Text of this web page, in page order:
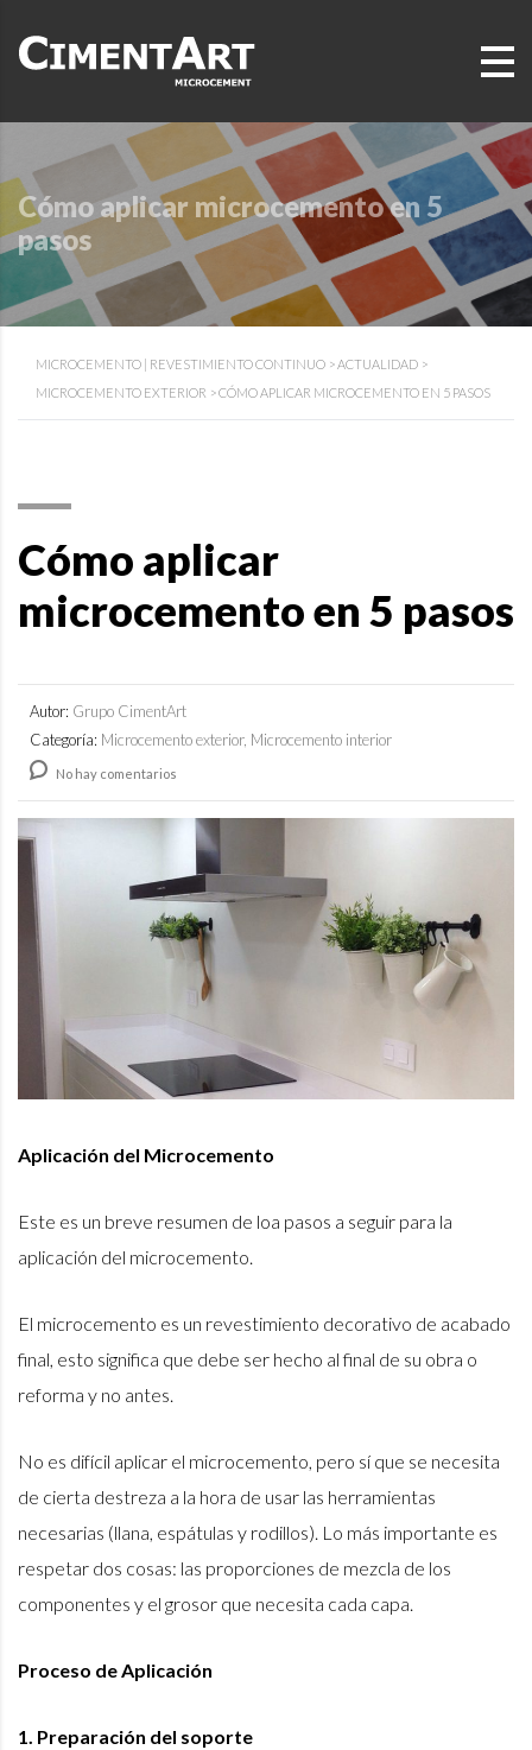
Cómo aplicar microcemento en 5
pasos
MICROCEMENTO | REVESTIMIENTO CONTINUO >ACTUALIDAD >
MICROCEMENTO EXTERIOR >CÓMO APLICAR MICROCEMENTO EN 5 PASOS
Cómo aplicar
microcemento en 5 pasos
Autor: Grupo CimentArt
Categoría: Microcemento exterior, Microcemento interior
No hay comentarios
Aplicación del Microcemento
Este es un breve resumen de loa pasos a seguir para la
aplicación del microcemento.
El microcemento es un revestimiento decorativo de acabado
final, esto significa que debe ser hecho al final de su obra o
reforma y no antes.
No es difícil aplicar el microcemento, pero sí que se necesita
de cierta destreza a la hora de usar las herramientas
necesarias (llana, espátulas y rodillos). Lo más importante es
respetar dos cosas: las proporciones de mezcla de los
componentes y el grosor que necesita cada capa.
Proceso de Aplicación
1. Preparación del soporte